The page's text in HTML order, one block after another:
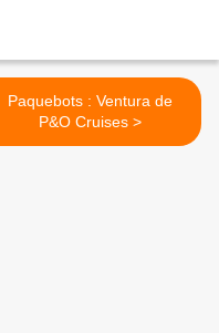
Paquebots : Ventura de
P&O Cruises >